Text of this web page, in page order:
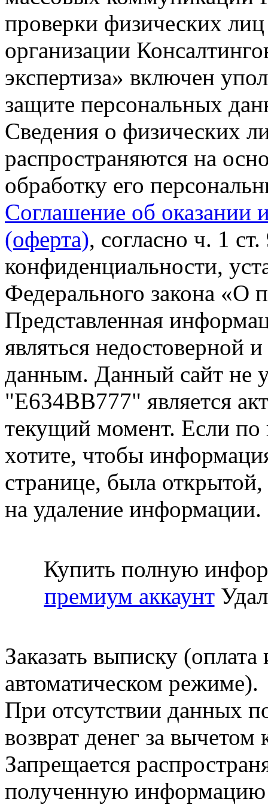
проверки физических
организации
экспертиза» включен
защите персональных
Сведения о физических
распространяются на
обработку его
Соглашение об оказании
(оферта), согласно ч. 1
конфиденциальности,
Федерального закона «О
Представленная
являться недостоверной
данным. Данный сайт не
"Е634ВВ777" является
текущий момент. Если
хотите, чтобы
странице, была открытой,
на удаление информации.
Купить полную
премиум аккаунт
Заказать выписку
автоматическом режиме).
При отсутствии данных
возврат денег за
Запрещается
полученную информацию